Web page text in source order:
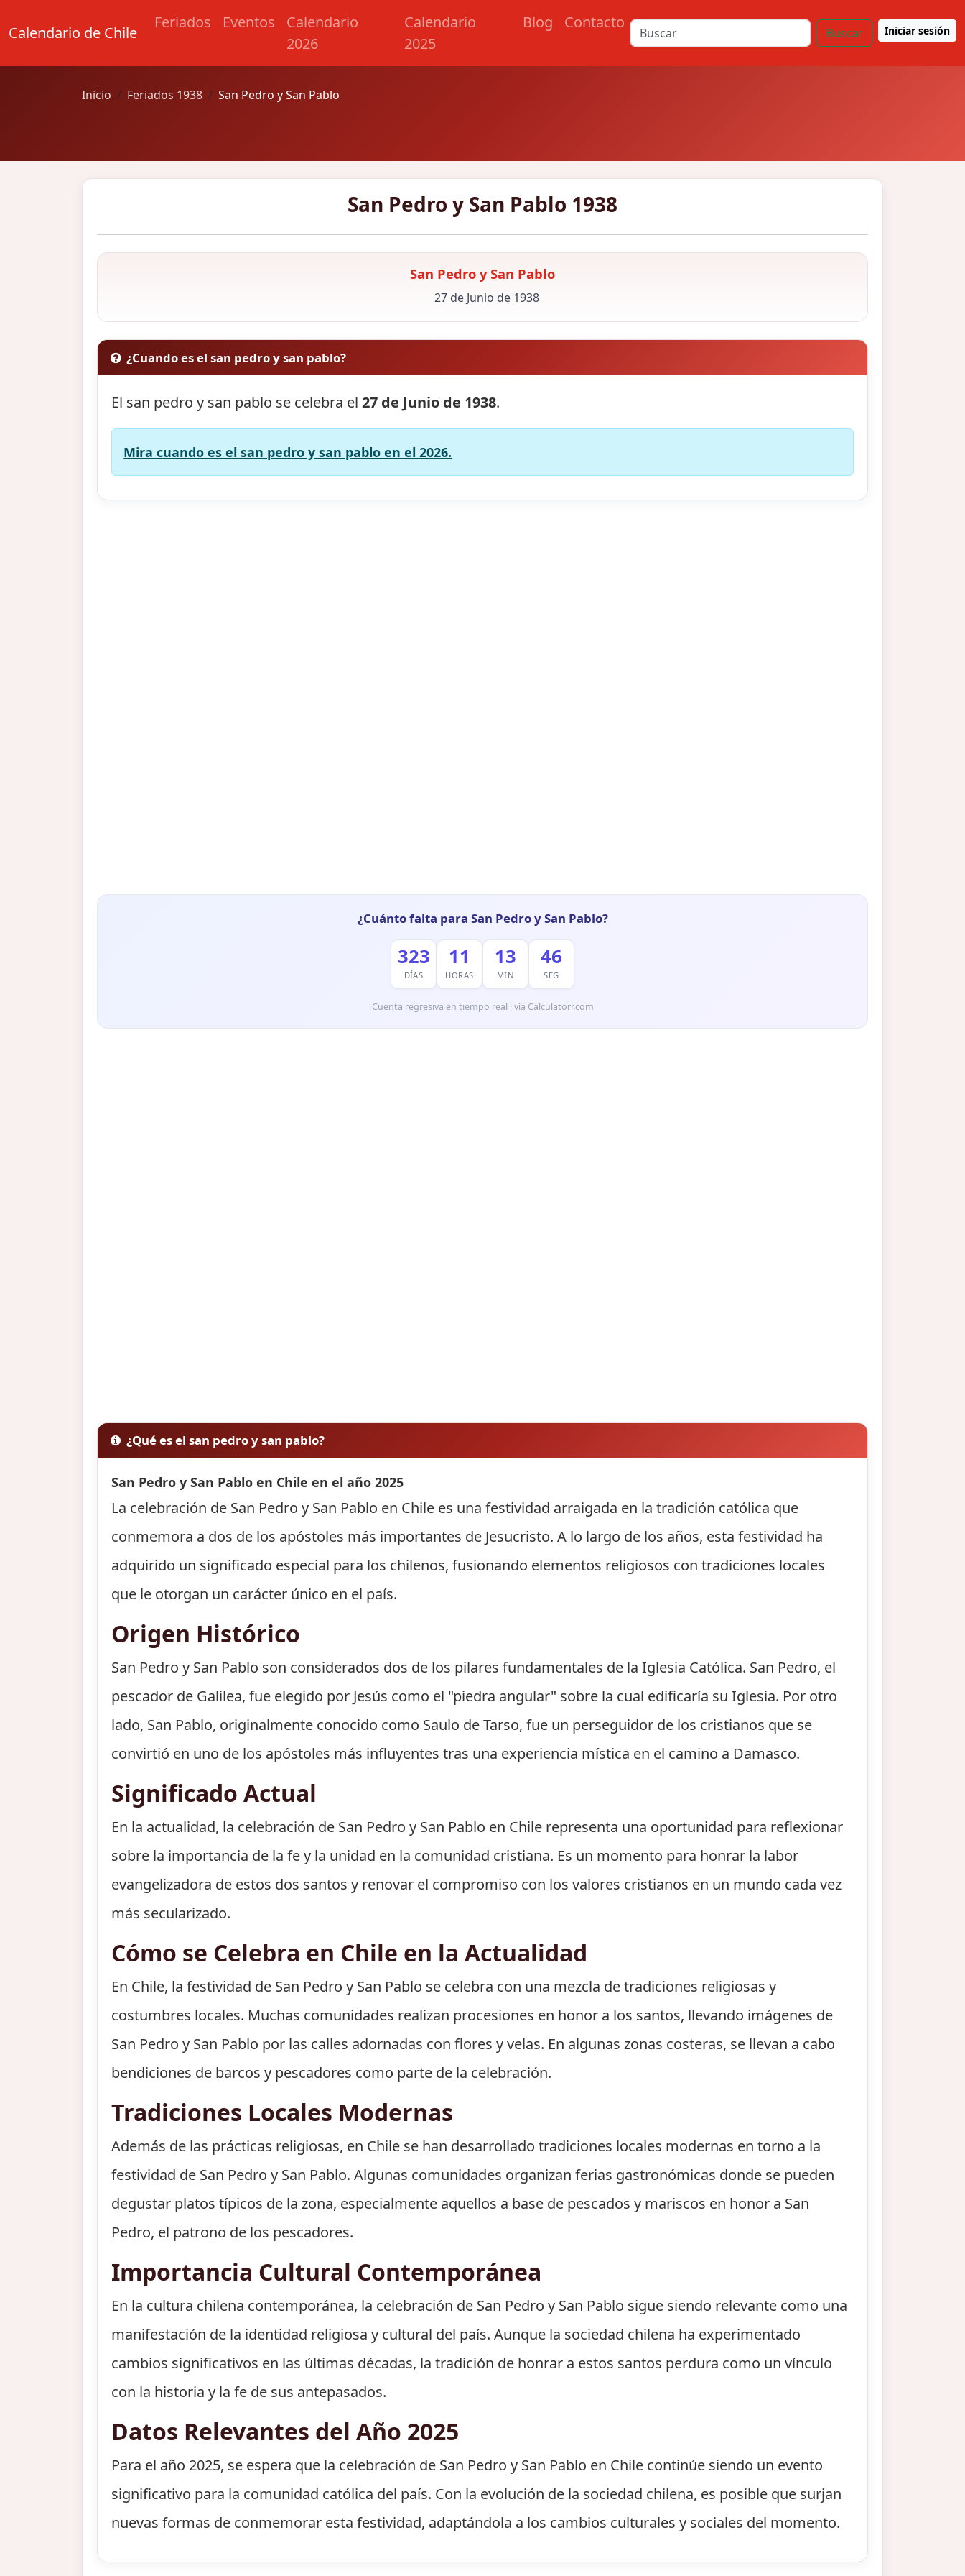
Calendario de Chile
Feriados Eventos
Calendario
2026
Calendario
2025
Blog Contacto
Buscar Iniciar sesión
Inicio Feriados 1938 San Pedro y San Pablo
San Pedro y San Pablo 1938
San Pedro y San Pablo
27 de Junio de 1938
¿Cuando es el san pedro y san pablo?
El san pedro y san pablo se celebra el27 de Junio de 1938.
Mira cuando es el san pedro y san pablo en el 2026.
¿Cuánto falta para San Pedro y San Pablo?
323
DÍAS
11
HORAS
13
MIN
45
SEG
Cuenta regresiva en tiempo real · vía Calculatorr.com
¿Qué es el san pedro y san pablo?
San Pedro y San Pablo en Chile en el año 2025
La celebración de San Pedro y San Pablo en Chile es una festividad arraigada en la tradición católica que
conmemora a dos de los apóstoles más importantes de Jesucristo. A lo largo de los años, esta festividad ha
adquirido un significado especial para los chilenos, fusionando elementos religiosos con tradiciones locales
que le otorgan un carácter único en el país.
Origen Histórico
San Pedro y San Pablo son considerados dos de los pilares fundamentales de la Iglesia Católica. San Pedro, el
pescador de Galilea, fue elegido por Jesús como el "piedra angular" sobre la cual edificaría su Iglesia. Por otro
lado, San Pablo, originalmente conocido como Saulo de Tarso, fue un perseguidor de los cristianos que se
convirtió en uno de los apóstoles más influyentes tras una experiencia mística en el camino a Damasco.
Significado Actual
En la actualidad, la celebración de San Pedro y San Pablo en Chile representa una oportunidad para reflexionar
sobre la importancia de la fe y la unidad en la comunidad cristiana. Es un momento para honrar la labor
evangelizadora de estos dos santos y renovar el compromiso con los valores cristianos en un mundo cada vez
más secularizado.
Cómo se Celebra en Chile en la Actualidad
En Chile, la festividad de San Pedro y San Pablo se celebra con una mezcla de tradiciones religiosas y
costumbres locales. Muchas comunidades realizan procesiones en honor a los santos, llevando imágenes de
San Pedro y San Pablo por las calles adornadas con flores y velas. En algunas zonas costeras, se llevan a cabo
bendiciones de barcos y pescadores como parte de la celebración.
Tradiciones Locales Modernas
Además de las prácticas religiosas, en Chile se han desarrollado tradiciones locales modernas en torno a la
festividad de San Pedro y San Pablo. Algunas comunidades organizan ferias gastronómicas donde se pueden
degustar platos típicos de la zona, especialmente aquellos a base de pescados y mariscos en honor a San
Pedro, el patrono de los pescadores.
Importancia Cultural Contemporánea
En la cultura chilena contemporánea, la celebración de San Pedro y San Pablo sigue siendo relevante como una
manifestación de la identidad religiosa y cultural del país. Aunque la sociedad chilena ha experimentado
cambios significativos en las últimas décadas, la tradición de honrar a estos santos perdura como un vínculo
con la historia y la fe de sus antepasados.
Datos Relevantes del Año 2025
Para el año 2025, se espera que la celebración de San Pedro y San Pablo en Chile continúe siendo un evento
significativo para la comunidad católica del país. Con la evolución de la sociedad chilena, es posible que surjan
nuevas formas de conmemorar esta festividad, adaptándola a los cambios culturales y sociales del momento.